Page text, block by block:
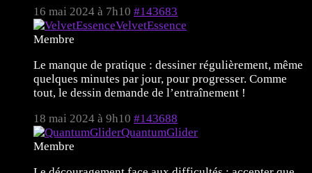
16 mai 2024 à 7h10 #143683
VelvetEssence
Membre
Le manque de pratique : dessiner régulièrement, même
quelques minutes par jour, pour progresser. Comme
tout, le dessin demande de l’entraînement !
18 mai 2024 à 9h10 #143688
QuantumGlider
Membre